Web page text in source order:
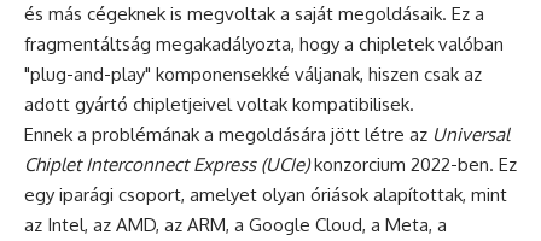
és más cégeknek is megvoltak a saját megoldásaik. Ez a
fragmentáltság megakadályozta, hogy a chipletek valóban
"plug-and-play" komponensekké váljanak, hiszen csak az
adott gyártó chipletjeivel voltak kompatibilisek.
Ennek a problémának a megoldására jött létre az Universal
Chiplet Interconnect Express (UCIe)konzorcium 2022-ben. Ez
egy iparági csoport, amelyet olyan óriások alapítottak, mint
az Intel, az AMD, az ARM, a Google Cloud, a Meta, a